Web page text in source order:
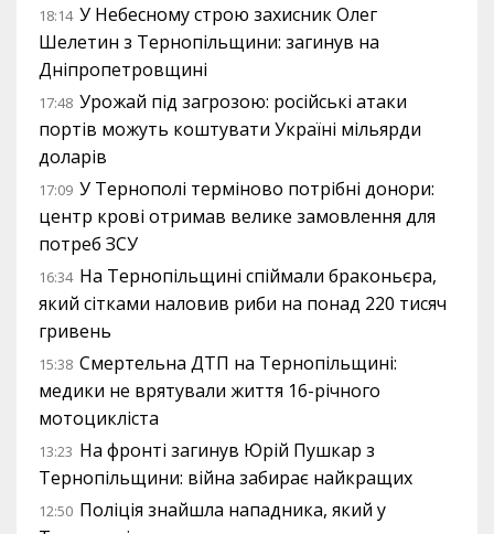
18:14 У Небесному строю захисник Олег
Шелетин з Тернопільщини: загинув на
Дніпропетровщині
17:48 Урожай під загрозою: російські атаки
портів можуть коштувати Україні мільярди
доларів
17:09 У Тернополі терміново потрібні донори:
центр крові отримав велике замовлення для
потреб ЗСУ
16:34 На Тернопільщині спіймали браконьєра,
який сітками наловив риби на понад 220 тисяч
гривень
15:38 Смертельна ДТП на Тернопільщині:
медики не врятували життя 16-річного
мотоцикліста
13:23 На фронті загинув Юрій Пушкар з
Тернопільщини: війна забирає найкращих
12:50 Поліція знайшла нападника, який у